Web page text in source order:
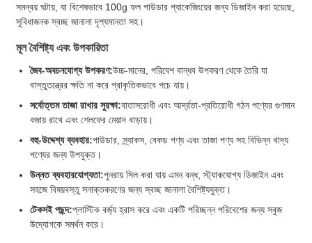
সমন্বয় ঘটায়, যা বিশেষভাবে 100g ফল পাউডার প্যাকেজিংয়ের জন্য ডিজাইন করা হয়েছে,
সুবিধাজনক স্বচ্ছ জানালা দৃশ্যমানতা সহ।
মূল বৈশিষ্ট্য এবং উপকারিতা
জৈব-অবচনযোগ্য উপকরণ:উচ্চ-মানের, পরিবেশ বান্ধব উপকরণ থেকে তৈরি যা
বাস্তুতন্ত্রের ক্ষতি না করে প্রাকৃতিকভাবে পচে যায়।
সর্বোত্তম তাজা রাখার সুরক্ষা:বাতাসরোধী এবং আর্দ্রতা-প্রতিরোধী গঠন পণ্যের গুণমান
বজায় রাখে এবং শেলফের মেয়াদ বাড়ায়।
বহু-উদ্দেশ্য ব্যবহার:পাউডার, স্ন্যাকস, বেকড পণ্য এবং তাজা পণ্য সহ বিভিন্ন খাদ্য
পণ্যের জন্য উপযুক্ত।
উন্নত ব্যবহারযোগ্যতা:পুনরায় সিল করা যায় এমন বন্ধ, স্ট্যাকযোগ্য ডিজাইন এবং
সহজে বিষয়বস্তু সনাক্তকরণের জন্য স্বচ্ছ জানালা বৈশিষ্ট্যযুক্ত।
টেকসই পছন্দ:প্লাস্টিক বর্জ্য হ্রাস করে এবং একটি পরিচ্ছন্ন পরিবেশের জন্য সবুজ
উদ্যোগকে সমর্থন করে।